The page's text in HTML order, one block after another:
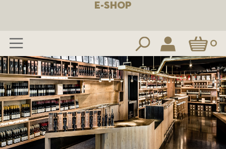
E-SHOP
Carrello0
Salta
al
contenuto